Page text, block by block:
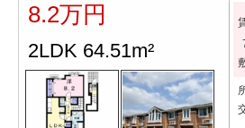
8.2万円
2LDK 64.51m²